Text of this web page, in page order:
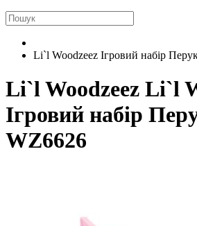
Li`l Woodzeez Ігровий набір
Li`l Woodzeez Li`l
Ігровий набір
WZ6626